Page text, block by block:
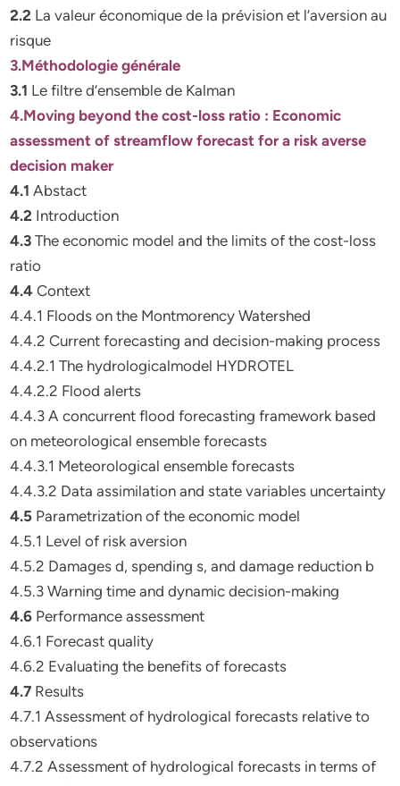
2.2 La valeur économique de la prévision et l’aversion au
risque
3.Méthodologie générale
3.1 Le filtre d’ensemble de Kalman
4.Moving beyond the cost-loss ratio : Economic
assessment of streamflow forecast for a risk averse
decision maker
4.1 Abstact
4.2 Introduction
4.3 The economic model and the limits of the cost-loss
ratio
4.4 Context
4.4.1 Floods on the Montmorency Watershed
4.4.2 Current forecasting and decision-making process
4.4.2.1 The hydrologicalmodel HYDROTEL
4.4.2.2 Flood alerts
4.4.3 A concurrent flood forecasting framework based
on meteorological ensemble forecasts
4.4.3.1 Meteorological ensemble forecasts
4.4.3.2 Data assimilation and state variables uncertainty
4.5 Parametrization of the economic model
4.5.1 Level of risk aversion
4.5.2 Damages d, spending s, and damage reduction b
4.5.3 Warning time and dynamic decision-making
4.6 Performance assessment
4.6.1 Forecast quality
4.6.2 Evaluating the benefits of forecasts
4.7 Results
4.7.1 Assessment of hydrological forecasts relative to
observations
4.7.2 Assessment of hydrological forecasts in terms of